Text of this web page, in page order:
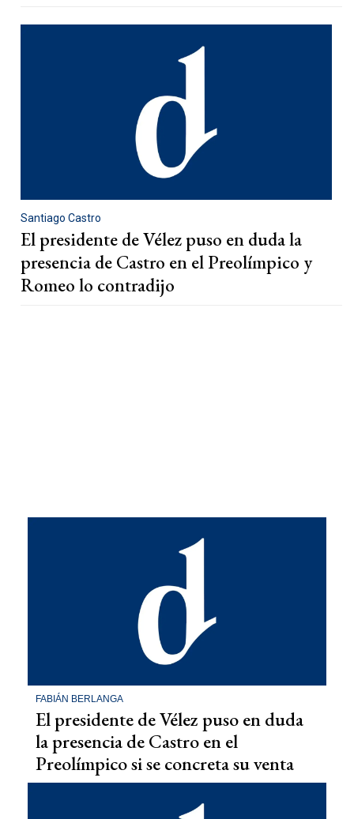
Santiago Castro
El presidente de Vélez puso en duda la
presencia de Castro en el Preolímpico y
Romeo lo contradijo
FABIÁN BERLANGA
El presidente de Vélez puso en duda
la presencia de Castro en el
Preolímpico si se concreta su venta